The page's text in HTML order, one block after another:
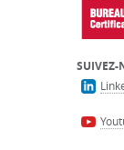
SUIVEZ-